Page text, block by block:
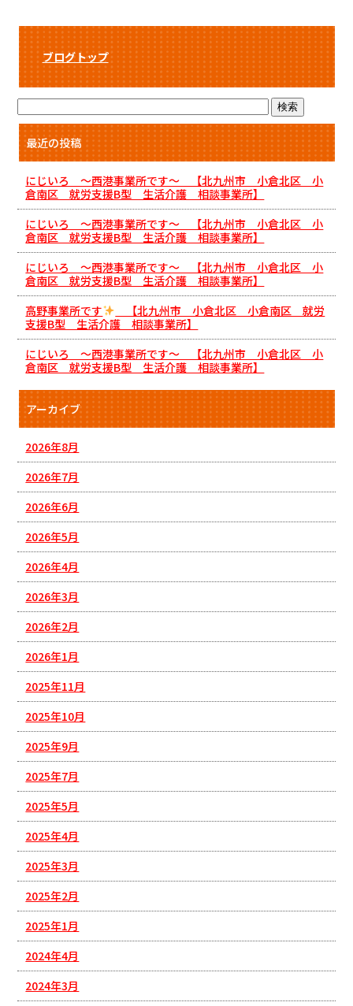
ブログトップ
最近の投稿
にじいろ ～西港事業所です～ 【北九州市 小倉北区 小
倉南区 就労支援B型 生活介護 相談事業所】
にじいろ ～西港事業所です～ 【北九州市 小倉北区 小
倉南区 就労支援B型 生活介護 相談事業所】
にじいろ ～西港事業所です～ 【北九州市 小倉北区 小
倉南区 就労支援B型 生活介護 相談事業所】
高野事業所です
【北九州市 小倉北区 小倉南区 就労
支援B型 生活介護 相談事業所】
にじいろ ～西港事業所です～ 【北九州市 小倉北区 小
倉南区 就労支援B型 生活介護 相談事業所】
アーカイブ
2026年8月
2026年7月
2026年6月
2026年5月
2026年4月
2026年3月
2026年2月
2026年1月
2025年11月
2025年10月
2025年9月
2025年7月
2025年5月
2025年4月
2025年3月
2025年2月
2025年1月
2024年4月
2024年3月